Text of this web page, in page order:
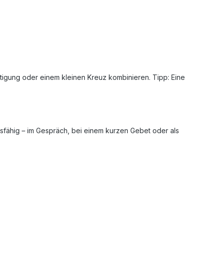
oder einem kleinen Kreuz kombinieren. Tipp: Eine
– im Gespräch, bei einem kurzen Gebet oder als